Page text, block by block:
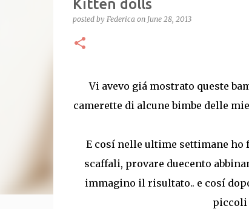
Kitten dolls
posted by Federica on June 28, 2013
Vi avevo giá mostrato queste
camerette di alcune bimbe delle
E cosí nelle ultime settimane ho
scaffali, provare duecento
immagino il risultato.. e cosí
piccoli